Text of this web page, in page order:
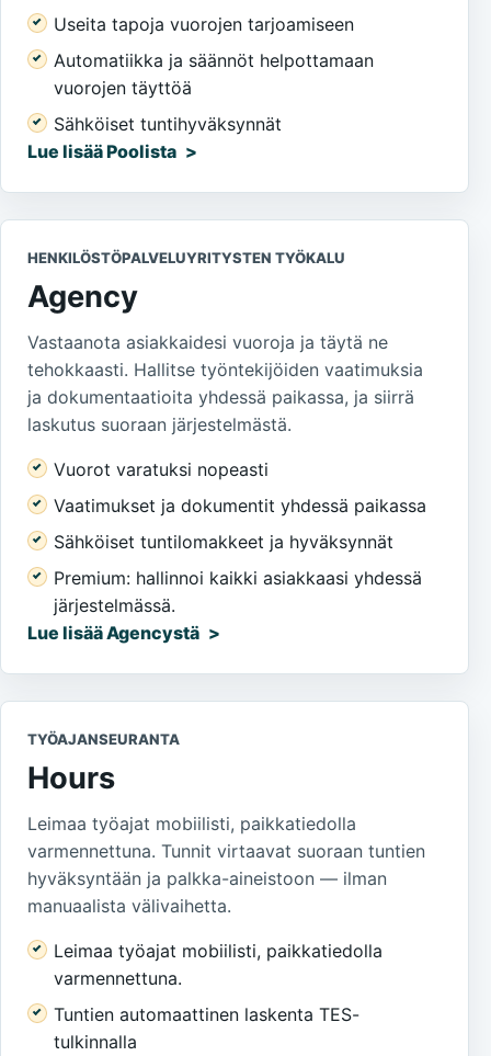
Useita tapoja vuorojen tarjoamiseen
Automatiikka ja säännöt helpottamaan
vuorojen täyttöä
Sähköiset tuntihyväksynnät
Lue lisää Poolista
HENKILÖSTÖPALVELUYRITYSTEN TYÖKALU
Agency
Vastaanota asiakkaidesi vuoroja ja täytä ne
tehokkaasti. Hallitse työntekijöiden vaatimuksia
ja dokumentaatioita yhdessä paikassa, ja siirrä
laskutus suoraan järjestelmästä.
Vuorot varatuksi nopeasti
Vaatimukset ja dokumentit yhdessä paikassa
Sähköiset tuntilomakkeet ja hyväksynnät
Premium: hallinnoi kaikki asiakkaasi yhdessä
järjestelmässä.
Lue lisää Agencystä
TYÖAJANSEURANTA
Hours
Leimaa työajat mobiilisti, paikkatiedolla
varmennettuna. Tunnit virtaavat suoraan tuntien
hyväksyntään ja palkka-aineistoon — ilman
manuaalista välivaihetta.
Leimaa työajat mobiilisti, paikkatiedolla
varmennettuna.
Tuntien automaattinen laskenta TES-
tulkinnalla